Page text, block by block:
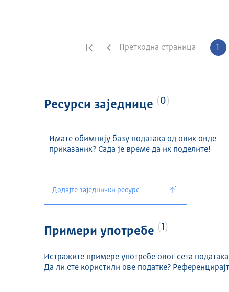
Прва страница
Претходна страница 1
Ресурси заједнице 0
Имате обимнију базу података од ових овде
приказаних? Сада је време да их поделите!
Додајте заједнички ресурс
Примери употребе 1
Истражите примере употребе овог сета
Да ли сте користили ове податке?